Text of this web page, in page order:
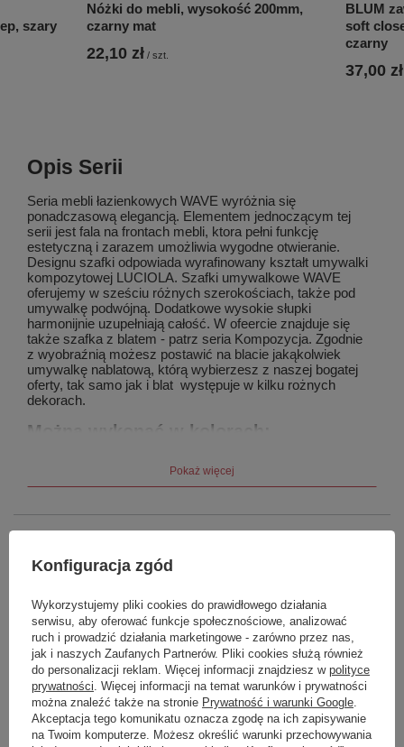
szary
Nóżki do mebli, wysokość 200mm,
czarny mat
22,10 zł / szt.
BLUM
soft
czarny
37,00 zł
Opis Serii
Seria mebli łazienkowych WAVE wyróżnia się
ponadczasową elegancją. Elementem jednoczącym tej
serii jest fala na frontach mebli, ktora pełni funkcję
estetyczną i zarazem umożliwia wygodne otwieranie.
Designu szafki odpowiada wyrafinowany kształt umywalki
kompozytowej LUCIOLA. Szafki umywalkowe WAVE
oferujemy w sześciu różnych szerokościach, także pod
umywalkę podwójną. Dodatkowe wysokie słupki
harmonijnie uzupełniają całość. W ofeercie znajduje się
także szafka z blatem - patrz seria Kompozycja. Zgodnie
z wyobraźnią możesz postawić na blacie jakąkolwiek
umywalkę nablatową, którą wybierzesz z naszej bogatej
oferty, tak samo jak i blat występuje w kilku rożnych
dekorach.
Można wykonać w kolorach:
Korpusy szafek: Grupa cenowa A, B, C
Fronty szafek: Grupa cenowa C
30 Biały
połysk
11 Dąb
srebrny
16 Sosna
rustyk
22 Dąb
alabama
25 Dąb
cuneo
Grupa cenowa Bdopłata 30%
Pokaż więcej
Podmiot odpowiedzialny za ten
Symbol WA245-3011
Seria WAVE
Produkt na zamówienie czas
oczekiwania na dostawę z
produkcji (dni):
0
Gwarancja w miesiącach 24
Konfiguracja zgód
Wykorzystujemy pliki cookies do prawidłowego działania
serwisu, aby oferować funkcje społecznościowe, analizować
ruch i prowadzić działania marketingowe - zarówno przez nas,
jak i naszych Zaufanych Partnerów. Pliki cookies służą również
do personalizacji reklam. Więcej informacji znajdziesz w polityce
prywatności . Więcej informacji na temat warunków i prywatności
można znaleźć także na stronie Prywatność i warunki Google
Akceptacja tego komunikatu oznacza zgodę na ich zapisywanie
na Twoim komputerze. Możesz określić warunki przechowywania